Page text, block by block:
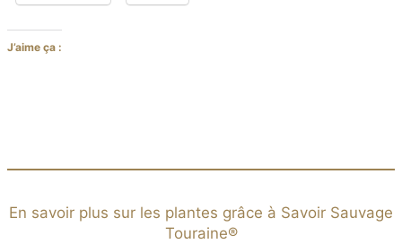
J’aime ça :
En savoir plus sur les plantes grâce à Savoir Sauvage
Touraine®